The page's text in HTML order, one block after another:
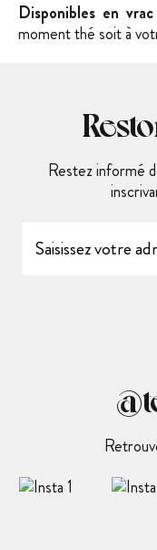
Disponibles en
moment thé soit à
Restez informé